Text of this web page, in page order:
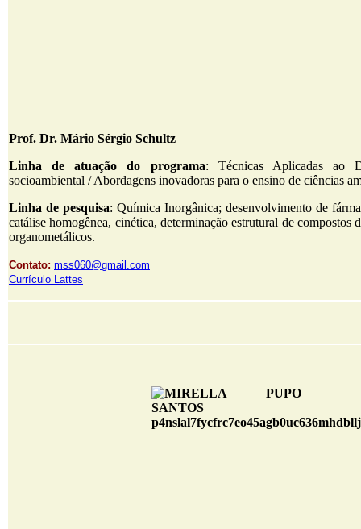
Prof. Dr. Mário Sérgio Schultz
Linha de atuação do programa: Técnicas Aplicadas ao
socioambiental / Abordagens inovadoras para o ensino de ciências
Linha de pesquisa: Química Inorgânica; desenvolvimento de
catálise homogênea, cinética, determinação estrutural de compostos
organometálicos.
Contato: mss060@gmail.com
Currículo Lattes